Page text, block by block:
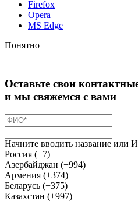
Firefox
Opera
MS Edge
Понятно
Оставьте свои
и мы свяжемся с вами
Начните вводить название
Россия (+7)
Азербайджан (+994)
Армения (+374)
Беларусь (+375)
Казахстан (+997)